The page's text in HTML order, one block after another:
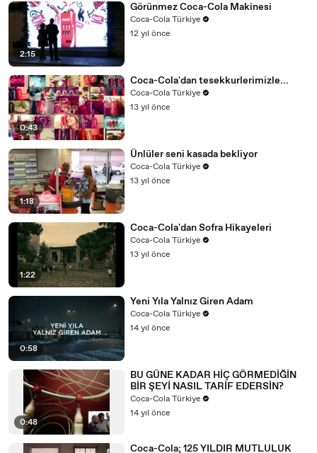
2:15
Görünmez Coca-Cola Makinesi
Coca-Cola Türkiye
12 yıl önce
0:43
Coca-Cola'dan tesekkurlerimizle...
Coca-Cola Türkiye
13 yıl önce
1:18
Ünlüler seni kasada bekliyor
Coca-Cola Türkiye
13 yıl önce
1:22
Coca-Cola'dan Sofra Hikayeleri
Coca-Cola Türkiye
13 yıl önce
0:58
Yeni Yıla Yalnız Giren Adam
Coca-Cola Türkiye
14 yıl önce
0:48
BU GÜNE KADAR HİÇ GÖRMEDİĞİN
BİR ŞEYİ NASIL TARİF EDERSİN?
Coca-Cola Türkiye
14 yıl önce
Coca-Cola; 125 YILDIR MUTLULUK